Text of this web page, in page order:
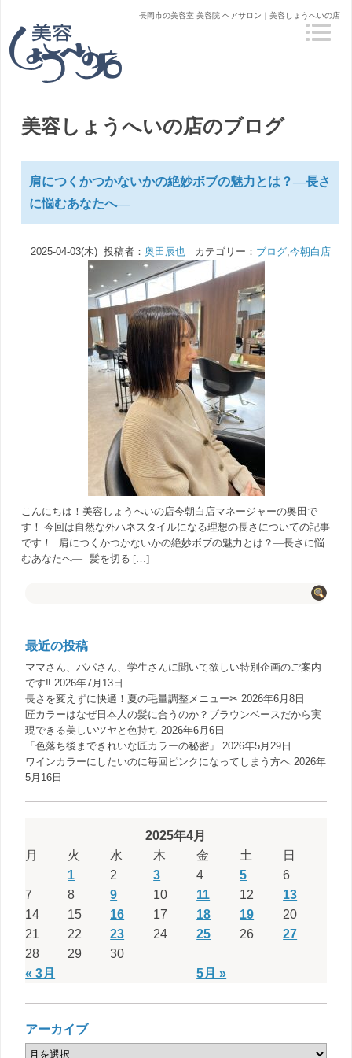
長岡市の美容室 美容院 ヘアサロン｜美容しょうへいの店
美容しょうへいの店のブログ
肩につくかつかないかの絶妙ボブの魅力とは？—長さ
に悩むあなたへ—
2025-04-03(木) 投稿者： 奥田辰也カテゴリー： ブログ,今朝白店
こんにちは！美容しょうへいの店今朝白店マネージャーの奥田で
す！ 今回は自然な外ハネスタイルになる理想の長さについての記事
です！ 肩につくかつかないかの絶妙ボブの魅力とは？—長さに悩
むあなたへ— 髪を切る […]
最近の投稿
ママさん、パパさん、学生さんに聞いて欲しい特別企画のご案内
です‼️ 2026年7月13日
長さを変えずに快適！夏の毛量調整メニュー✂︎ 2026年6月8日
匠カラーはなぜ日本人の髪に合うのか？ブラウンベースだから実
現できる美しいツヤと色持ち 2026年6月6日
「色落ち後まできれいな匠カラーの秘密」
2026年5月29日
ワインカラーにしたいのに毎回ピンクになってしまう方へ 2026年
5月16日
2025年4月
月
火 水 木 金 土 日
« 3月 5月 »
1 2 3 4 5
6
7
8 9 10 11 12
13
14
15 16 17 18 19
20
21
22 23 24 25 26
27
28
29 30
アーカイブ